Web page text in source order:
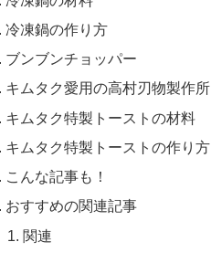
冷凍鍋の作り方
ブンブンチョッパー
キムタク愛用の高村刃物製作所
キムタク特製トーストの材料
キムタク特製トーストの作り方
こんな記事も！
おすすめの関連記事
関連